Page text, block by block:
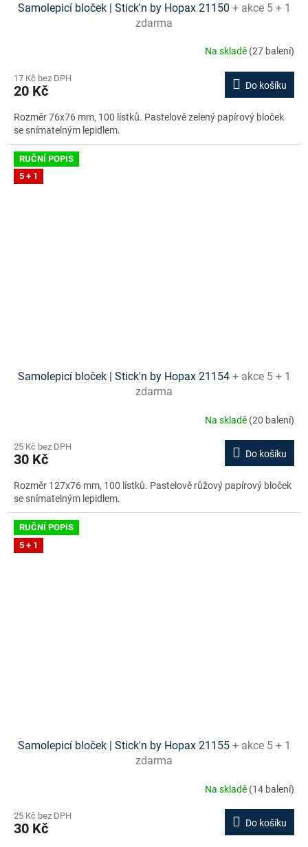
Samolepicí bloček | Stick'n by Hopax 21150 + akce 5 + 1
zdarma
Na skladě (27 balení)
17 Kč bez DPH
20 Kč Do košíku
Rozměr 76x76 mm, 100 lístků. Pastelově zelený papírový bloček
se snímatelným lepidlem.
RUČNÍ POPIS
5 + 1
Samolepicí bloček | Stick'n by Hopax 21154 + akce 5 + 1
zdarma
Na skladě (20 balení)
25 Kč bez DPH
30 Kč Do košíku
Rozměr 127x76 mm, 100 lístků. Pastelově růžový papírový bloček
se snímatelným lepidlem.
RUČNÍ POPIS
5 + 1
Samolepicí bloček | Stick'n by Hopax 21155 + akce 5 + 1
zdarma
Na skladě (14 balení)
25 Kč bez DPH
30 Kč Do košíku